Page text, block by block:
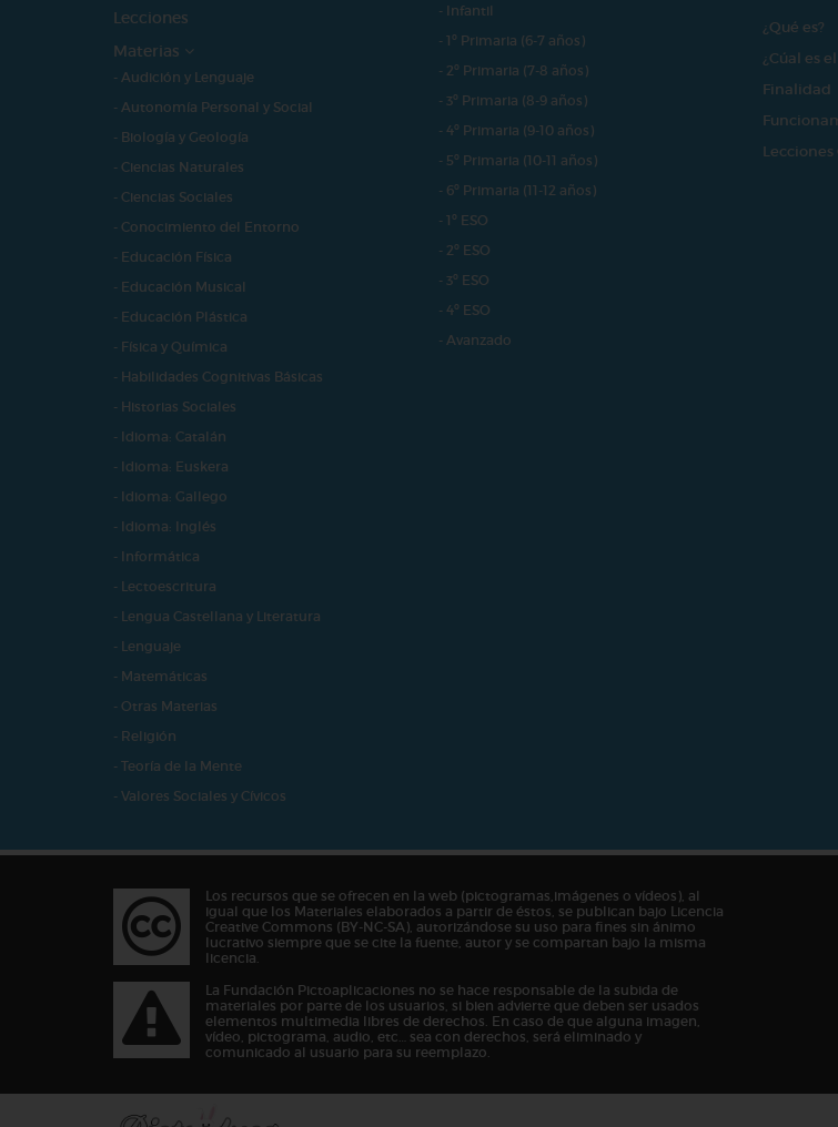
Lecciones
Materias
- Audición y Lenguaje
- Autonomía Personal y Social
- Biología y Geología
- Ciencias Naturales
- Ciencias Sociales
- Conocimiento del Entorno
- Educación Física
- Educación Musical
- Educación Plástica
- Física y Química
- Habilidades Cognitivas Básicas
- Historias Sociales
- Idioma: Catalán
- Idioma: Euskera
- Idioma: Gallego
- Idioma: Inglés
- Informática
- Lectoescritura
- Lengua Castellana y Literatura
- Lenguaje
- Matemáticas
- Otras Materias
- Religión
- Teoría de la Mente
- Valores Sociales y Cívicos
- Infantil
- 1º Primaria (6-7 años)
- 2º Primaria (7-8 años)
- 3º Primaria (8-9 años)
- 4º Primaria (9-10 años)
- 5º Primaria (10-11 años)
- 6º Primaria (11-12 años)
- 1º ESO
- 2º ESO
- 3º ESO
- 4º ESO
- Avanzado
¿Qué es?
¿Cúal es
Finalidad
Los recursos que se ofrecen en la web (pictogramas,imágenes o vídeos), al
igual que los Materiales elaborados a partir de éstos, se publican bajo Licencia
Creative Commons (BY-NC-SA), autorizándose su uso para fines sin ánimo
lucrativo siempre que se cite la fuente, autor y se compartan bajo la misma
licencia.
La Fundación Pictoaplicaciones no se hace responsable de la subida de
materiales por parte de los usuarios, si bien advierte que deben ser usados
elementos multimedia libres de derechos. En caso de que alguna imagen,
vídeo, pictograma, audio, etc… sea con derechos, será eliminado y
comunicado al usuario para su reemplazo.